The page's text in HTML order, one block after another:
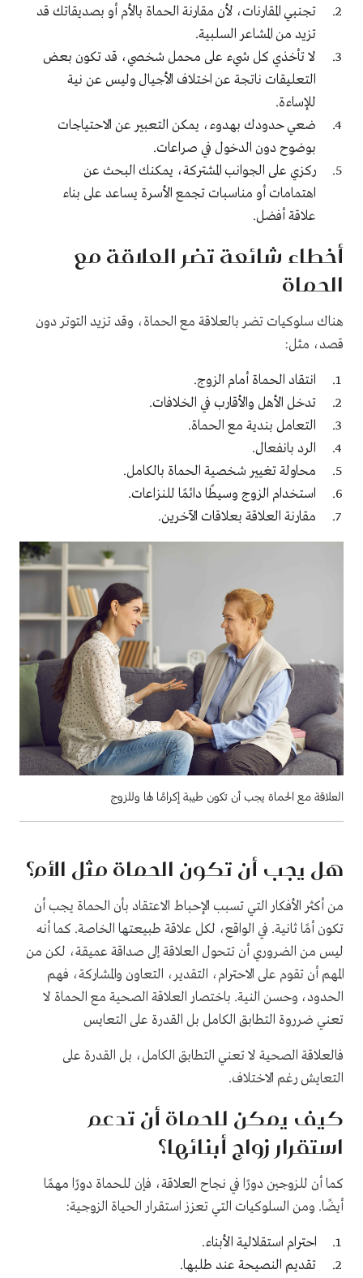
تجنبي المقارنات، لأن مقارنة الحماة بالأم أو بصديقاتك قد
تزيد من المشاعر السلبية.
لا تأخذي كل شيء على محمل شخصي، قد تكون بعض
التعليقات ناتجة عن اختلاف الأجيال وليس عن نية
للإساءة.
ضعي حدودك بهدوء، يمكن التعبير عن الاحتياجات
بوضوح دون الدخول في صراعات.
ركزي على الجوانب المشتركة، يمكنك البحث عن
اهتمامات أو مناسبات تجمع الأسرة يساعد على بناء
علاقة أفضل.
أخطاء شائعة تضر العلاقة مع
الحماة
هناك سلوكيات تضر بالعلاقة مع الحماة، وقد تزيد التوتر دون
قصد، مثل:
انتقاد الحماة أمام الزوج.
تدخل الأهل والأقارب في الخلافات.
التعامل بندية مع الحماة.
الرد بانفعال.
محاولة تغيير شخصية الحماة بالكامل.
استخدام الزوج وسيطًا دائمًا للنزاعات.
مقارنة العلاقة بعلاقات الآخرين.
العلاقة مع الحماة يجب أن تكون طيبة إكرامًا لها وللزوج
هل يجب أن تكون الحماة مثل الأم؟
من أكثر الأفكار التي تسبب الإحباط الاعتقاد بأن الحماة يجب أن
تكون أمًا ثانية. في الواقع، لكل علاقة طبيعتها الخاصة. كما أنه
ليس من الضروري أن تتحول العلاقة إلى صداقة عميقة، لكن من
المهم أن تقوم على الاحترام، التقدير، التعاون والمشاركة، فهم
الحدود، وحسن النية. باختصار العلاقة الصحية مع الحماة لا
تعني ضرروة التطابق الكامل بل القدرة على التعايس
فالعلاقة الصحية لا تعني التطابق الكامل، بل القدرة على
التعايش رغم الاختلاف.
كيف يمكن للحماة أن تدعم
استقرار زواج أبنائها؟
كما أن للزوجين دورًا في نجاح العلاقة، فإن للحماة دورًا مهمًا
أيضًا. ومن السلوكيات التي تعزز استقرار الحياة الزوجية:
احترام استقلالية الأبناء.
تقديم النصيحة عند طلبها.